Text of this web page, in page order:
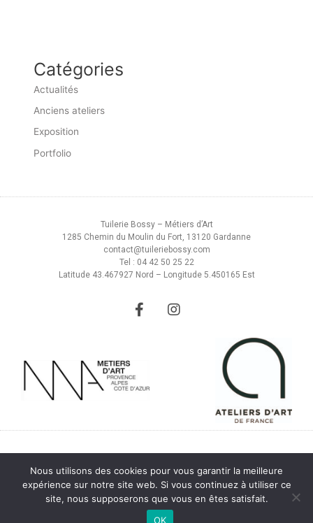
Catégories
Actualités
Anciens ateliers
Exposition
Portfolio
Tuilerie Bossy – Métiers d’Art
1285 Chemin du Moulin du Fort, 13120 Gardanne
contact@tuileriebossy.com
Tel : 04 42 50 25 22
Latitude 43.467927 Nord – Longitude 5.450165 Est
© Tuilerie Bossy – Métiers d’art 2022
Mentions légales
Nous utilisons des cookies pour vous garantir la meilleure
expérience sur notre site web. Si vous continuez à utiliser ce
site, nous supposerons que vous en êtes satisfait.
OK